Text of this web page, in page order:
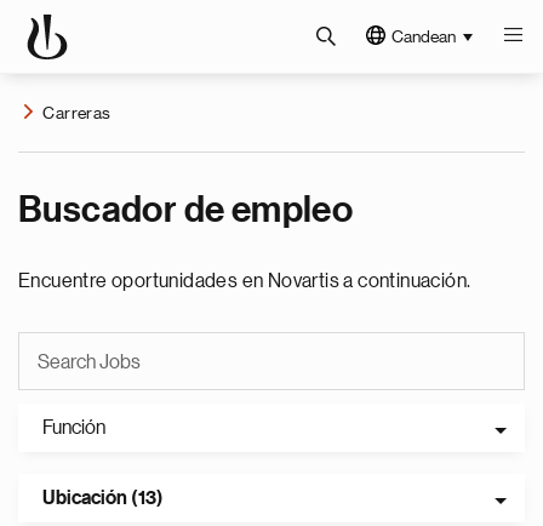
Candean
Carreras
Buscador de empleo
Encuentre oportunidades en Novartis a continuación.
Función
Ubicación (13)